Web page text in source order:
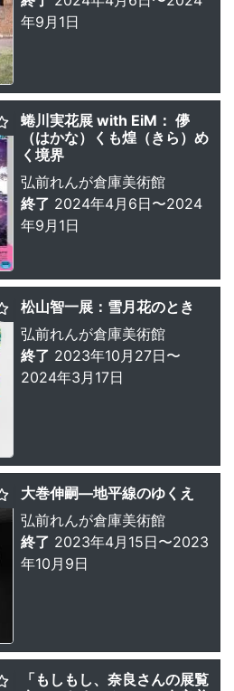
年9月1日
蜷川実花展 with EiM： 儚
（はかな）くも煌（きら）め
く境界
弘前れんが倉庫美術館
終了 2024年4月6日〜2024
年9月1日
松山智一展：雪月花のとき
弘前れんが倉庫美術館
終了 2023年10月27日〜
2024年3月17日
大巻伸嗣—地平線のゆくえ
弘前れんが倉庫美術館
終了 2023年4月15日〜2023
年10月9日
「もしもし、奈良さんの展覧